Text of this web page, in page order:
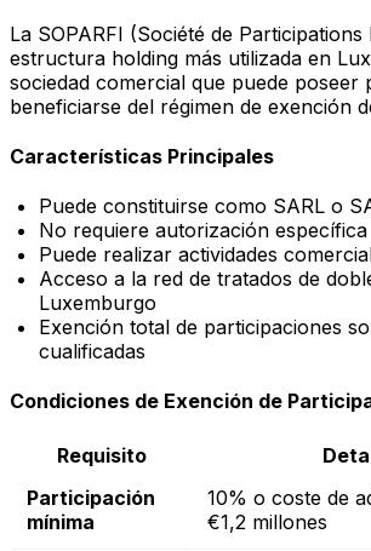
La SOPARFI (Société de
estructura holding más utilizada en
sociedad comercial que puede poseer
beneficiarse del régimen de exención
Características Principales
Puede constituirse como SARL o
No requiere autorización específica
Puede realizar actividades
Acceso a la red de tratados de
Luxemburgo
Exención total de participaciones
cualificadas
Condiciones de Exención de
Requisito
Participación
mínima
10% o coste de
€1,2 millones